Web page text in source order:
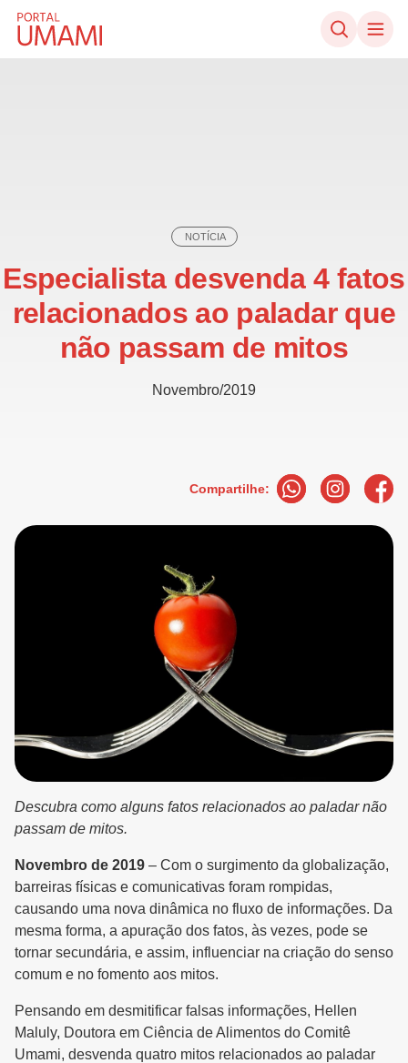
Ir direto ao conteúdo
NOTÍCIA
Especialista desvenda 4 fatos
relacionados ao paladar que
não passam de mitos
Novembro/2019
Compartilhe:
Descubra como alguns fatos relacionados ao paladar não
passam de mitos.
Novembro de 2019 – Com o surgimento da globalização,
barreiras físicas e comunicativas foram rompidas,
causando uma nova dinâmica no fluxo de informações. Da
mesma forma, a apuração dos fatos, às vezes, pode se
tornar secundária, e assim, influenciar na criação do senso
comum e no fomento aos mitos.
Pensando em desmitificar falsas informações, Hellen
Maluly, Doutora em Ciência de Alimentos do Comitê
Umami, desvenda quatro mitos relacionados ao paladar